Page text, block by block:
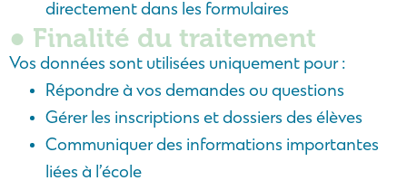
directement dans les formulaires
● Finalité du traitement
Vos données sont utilisées uniquement pour :
Répondre à vos demandes ou questions
Gérer les inscriptions et dossiers des élèves
Communiquer des informations importantes
liées à l’école